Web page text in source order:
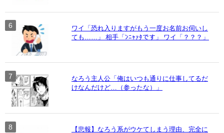
ワイ「恐れ入りますがもう一度お名前お伺いし
ても……」 相手「ﾝﾆｬｧﾀです」 ワイ「？？？」
なろう主人公「俺はいつも通りに仕事してるだ
けなんだけど…（参ったな）」
【悲報】なろう系がウケてしまう理由、完全に